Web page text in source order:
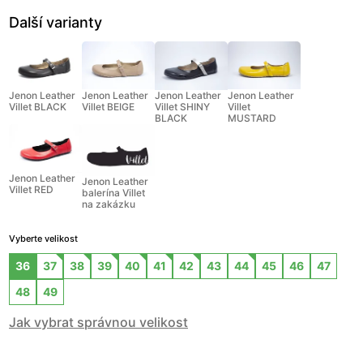
Další varianty
Jenon Leather
Villet BLACK
Jenon Leather
Villet BEIGE
Jenon Leather
Villet SHINY
BLACK
Jenon Leather
Villet
MUSTARD
Jenon Leather
Villet RED
Jenon Leather
balerína Villet
na zakázku
Vyberte velikost
36 37 38 39 40 41 42 43 44 45 46
47
48
49
Jak vybrat správnou velikost